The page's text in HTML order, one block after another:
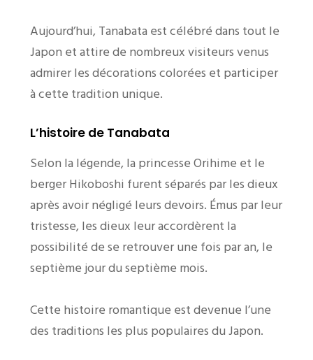
Aujourd’hui, Tanabata est célébré dans tout le
Japon et attire de nombreux visiteurs venus
admirer les décorations colorées et participer
à cette tradition unique.
L’histoire de Tanabata
Selon la légende, la princesse Orihime et le
berger Hikoboshi furent séparés par les dieux
après avoir négligé leurs devoirs. Émus par leur
tristesse, les dieux leur accordèrent la
possibilité de se retrouver une fois par an, le
septième jour du septième mois.
Cette histoire romantique est devenue l’une
des traditions les plus populaires du Japon.